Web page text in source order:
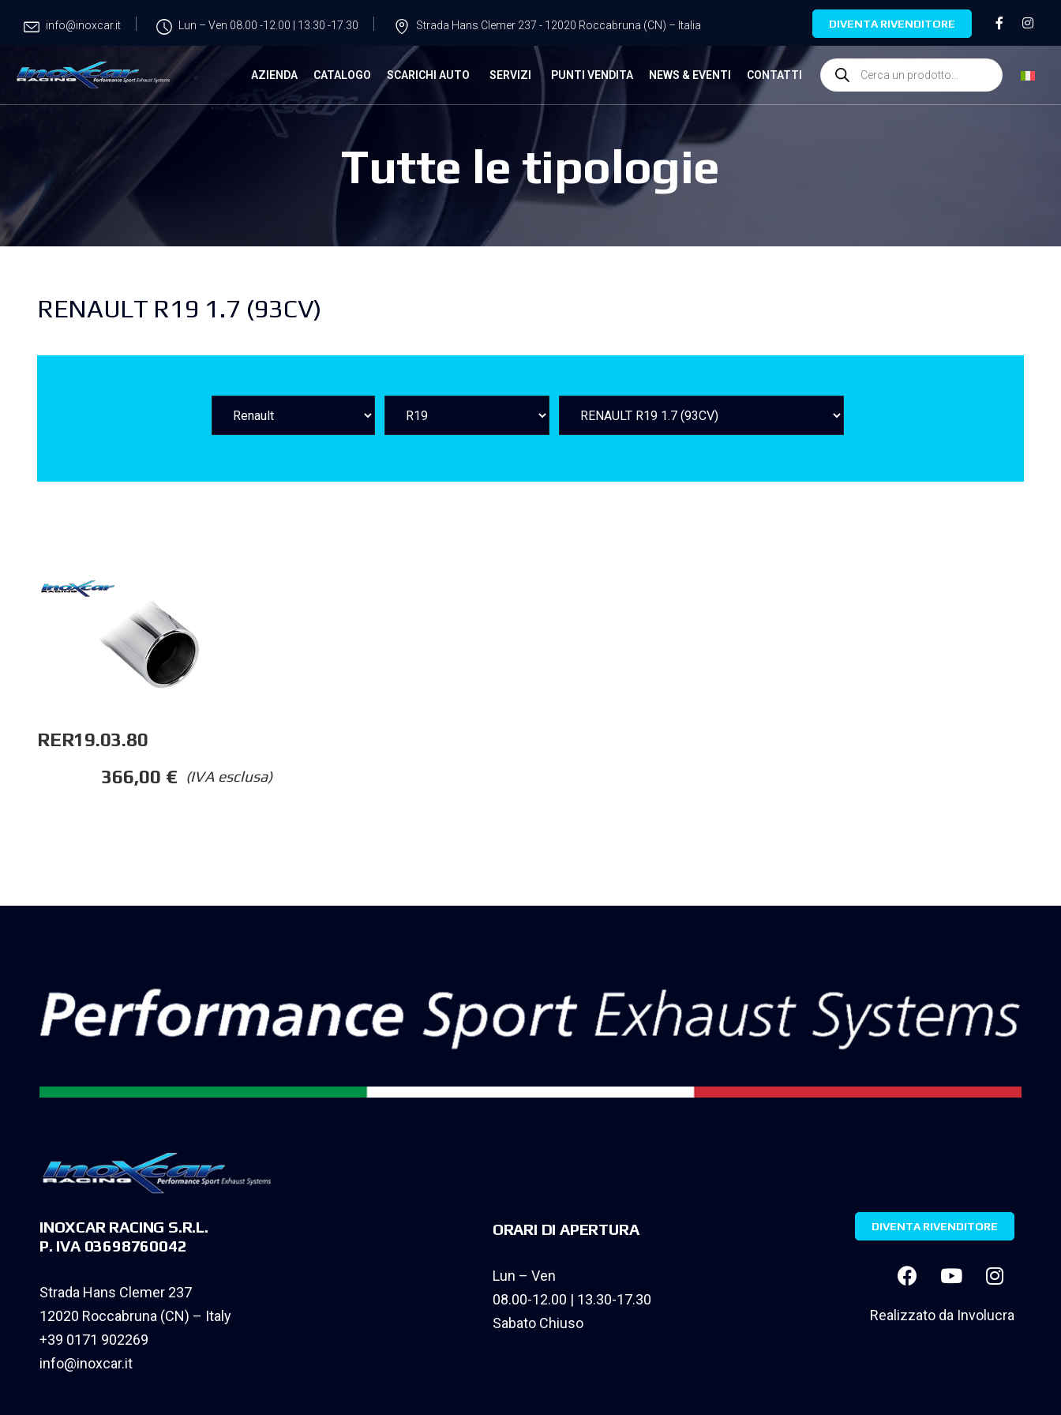
info@inoxcar.it Lun – Ven 08.00 -12.00 | 13.30 -17.30 Strada Hans Clemer 237 - 12020 Roccabruna (CN) – Italia DIVENTA RIVENDITORE
AZIENDA CATALOGO SCARICHI AUTO SERVIZI PUNTI VENDITA NEWS & EVENTI CONTATTI
Tutte le tipologie
RENAULT R19 1.7 (93CV)
RER19.03.80
(IVA esclusa)
366,00 €
INOXCAR RACING S.R.L.
P. IVA 03698760042
Strada Hans Clemer 237
12020 Roccabruna (CN) – Italy
+39 0171 902269
info@inoxcar.it
ORARI DI APERTURA
Lun – Ven
08.00-12.00 | 13.30-17.30
Sabato Chiuso
DIVENTA RIVENDITORE
Realizzato da Involucra